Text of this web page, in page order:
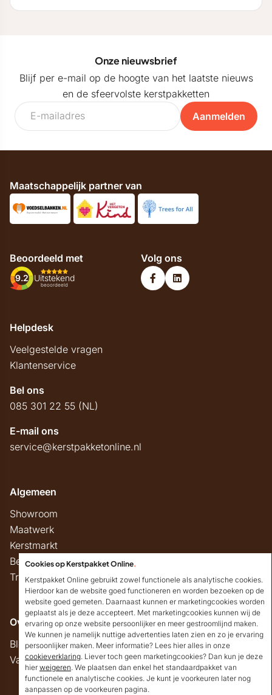
Onze nieuwsbrief
Blijf per e-mail op de hoogte van het laatste nieuws
en de sfeervolste kerstpakketten
Aanmelden
Maatschappelijk partner van
Beoordeeld met
9.2 Uitstekend
beoordeeld
Volg ons
Helpdesk
Veelgestelde vragen
Klantenservice
Bel ons
085 301 22 55 (NL)
E-mail ons
service@kerstpakketonline.nl
Algemeen
Showroom
Maatwerk
Kerstmarkt
Belastingregels
Track & Trace
Overig
Blog
Vacatures
Goedendag!
Mocht ik je ergens mee
Cookies op Kerstpakket Online.
Kerstpakket Online gebruikt zowel functionele als analytische cookies.
Hierdoor kan de website goed functioneren en worden bezoeken op de
website goed gemeten. Daarnaast kunnen er marketingcookies worden
geplaatst als je deze accepteert. Met marketingcookies kunnen wij de
ervaring op onze website persoonlijker en meer gestroomlijnd maken.
We kunnen je namelijk nuttige advertenties laten zien en zo je ervaring
persoonlijker maken. Meer informatie? Lees hier alles in onze
cookieverklaring. Liever toch geen marketingcookies? Dan kun je deze
hier weigeren. We plaatsen dan enkel het standaardpakket van
functionele en analytische cookies. Je kunt je voorkeuren later nog
aanpassen op de voorkeuren pagina.